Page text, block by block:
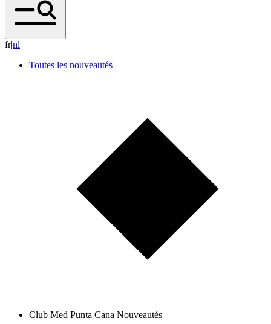
fr|nl
Toutes les nouveautés
Club Med Punta Cana Nouveautés